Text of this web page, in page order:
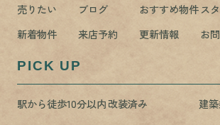
売りたい
ブログ おすすめ物件ス
新着物件
来店予約 更新情報 お
PICK UP
駅から徒歩10分以内改装済み
建